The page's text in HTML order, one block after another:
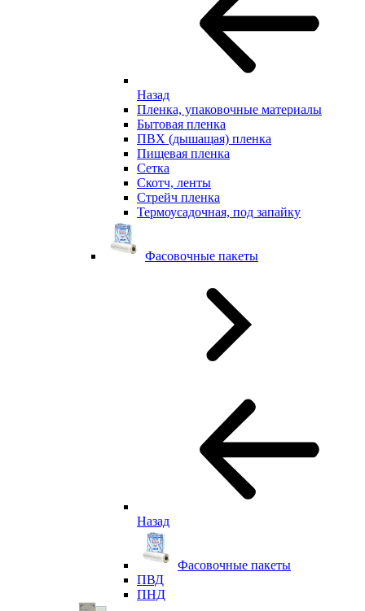
Назад
Пленка, упаковочные материалы
Бытовая пленка
ПВХ (дышащая) пленка
Пищевая пленка
Сетка
Скотч, ленты
Стрейч пленка
Термоусадочная, под запайку
Фасовочные пакеты
Назад
Фасовочные пакеты
ПВД
ПНД